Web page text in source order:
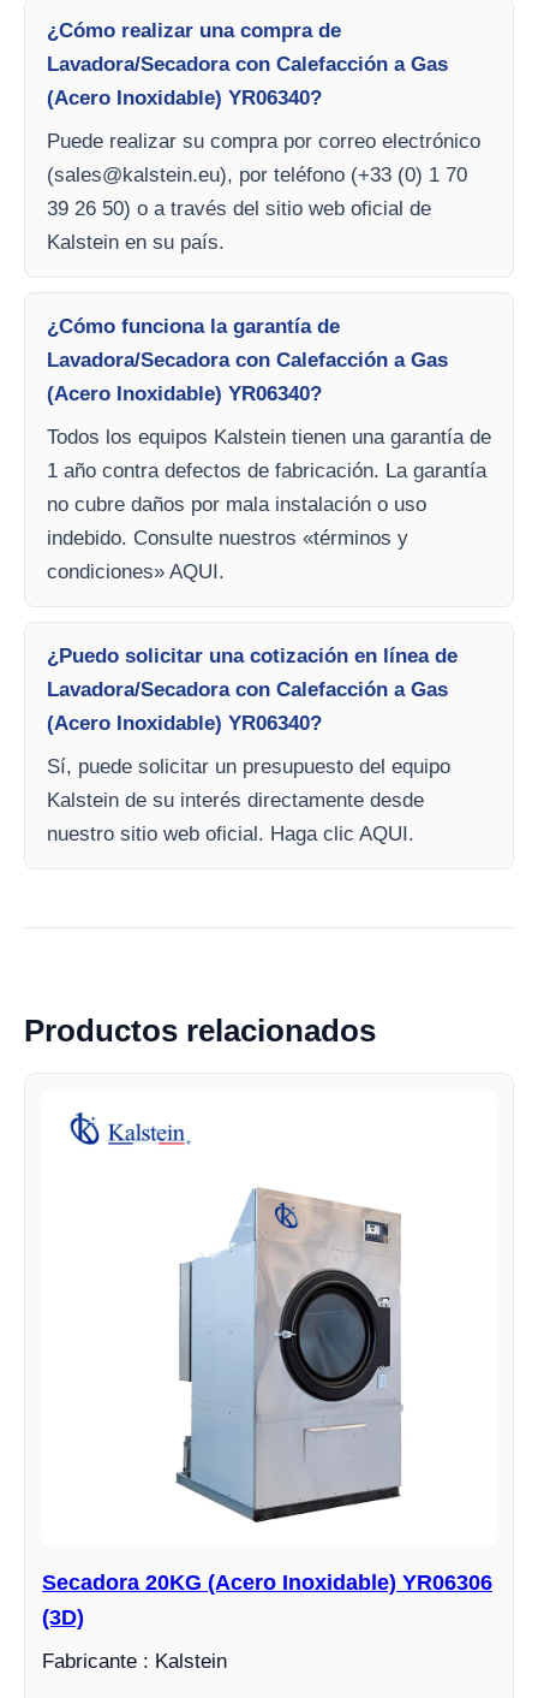
¿Cómo realizar una compra de
Lavadora/Secadora con Calefacción a Gas
(Acero Inoxidable) YR06340?
Puede realizar su compra por correo electrónico
(sales@kalstein.eu), por teléfono (+33 (0) 1 70
39 26 50) o a través del sitio web oficial de
Kalstein en su país.
¿Cómo funciona la garantía de
Lavadora/Secadora con Calefacción a Gas
(Acero Inoxidable) YR06340?
Todos los equipos Kalstein tienen una garantía de
1 año contra defectos de fabricación. La garantía
no cubre daños por mala instalación o uso
indebido. Consulte nuestros «términos y
condiciones» AQUI.
¿Puedo solicitar una cotización en línea de
Lavadora/Secadora con Calefacción a Gas
(Acero Inoxidable) YR06340?
Sí, puede solicitar un presupuesto del equipo
Kalstein de su interés directamente desde
nuestro sitio web oficial. Haga clic AQUI.
Productos relacionados
Secadora 20KG (Acero Inoxidable) YR06306
(3D)
Fabricante : Kalstein